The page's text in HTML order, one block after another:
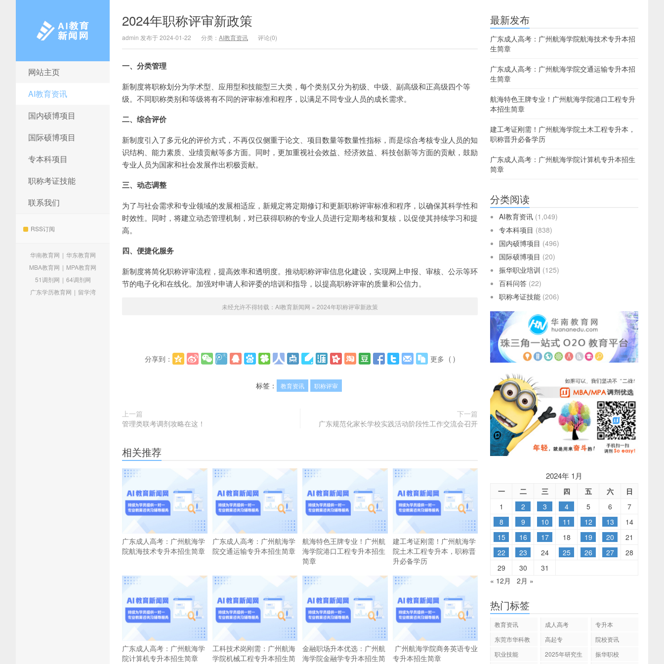
AI教育新闻网
网站主页
AI教育资讯
国内硕博项目
国际硕博项目
专本科项目
职称考证技能
联系我们
RSS订阅
华南教育网 | 华东教育网
MBA教育网 | MPA教育网
51调剂网 | 64调剂网
广东学历教育网 | 留学湾
2024年职称评审新政策
admin 发布于 2024-01-22 分类： AI教育资讯 评论(0)
一、分类管理
新制度将职称划分为学术型、应用型和技能型三大类，每个类别又分为初级、中级、副高级和正高级四个等
级。不同职称类别和等级将有不同的评审标准和程序，以满足不同专业人员的成长需求。
二、综合评价
新制度引入了多元化的评价方式，不再仅仅侧重于论文、项目数量等数量性指标，而是综合考核专业人员的知
识结构、能力素质、业绩贡献等多方面。同时，更加重视社会效益、经济效益、科技创新等方面的贡献，鼓励
专业人员为国家和社会发展作出积极贡献。
三、动态调整
为了与社会需求和专业领域的发展相适应，新规定将定期修订和更新职称评审标准和程序，以确保其科学性和
时效性。同时，将建立动态管理机制，对已获得职称的专业人员进行定期考核和复核，以促使其持续学习和提
高。
四、便捷化服务
新制度将简化职称评审流程，提高效率和透明度。推动职称评审信息化建设，实现网上申报、审核、公示等环
节的电子化和在线化。加强对申请人和评委的培训和指导，以提高职称评审的质量和公信力。
未经允许不得转载： AI教育新闻网 » 2024年职称评审新政策
分享到： 更多 ( )
标签： 教育资讯 职称评审
上一篇
管理类联考调剂攻略在这！
下一篇
广东规范化家长学校实践活动阶段性工作交流会召开
相关推荐
广东成人高考：广州航海学
院航海技术专升本招生简章
广东成人高考：广州航海学
院交通运输专升本招生简章
航海特色王牌专业！广州航
海学院港口工程专升本招生
简章
建工考证刚需！广州航海学
院土木工程专升本，职称晋
升必备学历
广东成人高考：广州航海学
院计算机专升本招生简章
工科技术岗刚需：广州航海
学院机械工程专升本招生简
金融职场升本优选：广州航
海学院金融学专升本招生简
广州航海学院商务英语专业
专升本招生简章
最新发布
广东成人高考：广州航海学院航海技术专升本招
生简章
广东成人高考：广州航海学院交通运输专升本招
生简章
航海特色王牌专业！广州航海学院港口工程专升
本招生简章
建工考证刚需！广州航海学院土木工程专升本，
职称晋升必备学历
广东成人高考：广州航海学院计算机专升本招生
简章
分类阅读
AI教育资讯 (1,049)
专本科项目 (838)
国内硕博项目 (496)
国际硕博项目 (20)
振华职业培训 (125)
百科问答 (22)
职称考证技能 (206)
2024年 1月
一 二 三 四 五 六
日
1
2 3 4 5 6
7
8
9 10 11 12 13
14
15
16 17 18 19 20
21
22
23 24 25 26 27
28
29
30
31
« 12月
2月 »
热门标签
教育资讯 成人高考
专升本
东莞市华科教
高起专
院校资讯
职业技能
2025年研究生
振华职校